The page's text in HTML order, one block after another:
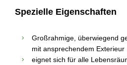
Spezielle Eigenschaften
Großrahmige, überwiegend
mit ansprechendem Exterieur
eignet sich für alle